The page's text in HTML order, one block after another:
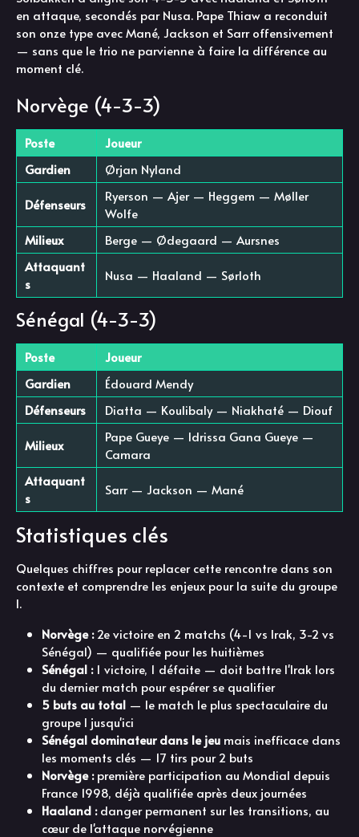
en attaque, secondés par Nusa. Pape Thiaw a reconduit
son onze type avec Mané, Jackson et Sarr offensivement
— sans que le trio ne parvienne à faire la différence au
moment clé.
Norvège (4-3-3)
Poste
Joueur
Gardien
Ørjan Nyland
Défenseurs
Ryerson — Ajer — Heggem — Møller
Wolfe
Milieux
Berge — Ødegaard — Aursnes
Attaquant
s
Nusa — Haaland — Sørloth
Sénégal (4-3-3)
Poste
Joueur
Gardien
Édouard Mendy
Défenseurs
Diatta — Koulibaly — Niakhaté — Diouf
Milieux
Pape Gueye — Idrissa Gana Gueye —
Camara
Attaquant
s
Sarr — Jackson — Mané
Statistiques clés
Quelques chiffres pour replacer cette rencontre dans son
contexte et comprendre les enjeux pour la suite du groupe
I.
Norvège :2e victoire en 2 matchs (4-1 vs Irak, 3-2 vs
Sénégal) — qualifiée pour les huitièmes
Sénégal :1 victoire, 1 défaite — doit battre l'Irak lors
du dernier match pour espérer se qualifier
5 buts au total — le match le plus spectaculaire du
groupe I jusqu'ici
Sénégal dominateur dans le jeu mais inefficace dans
les moments clés — 17 tirs pour 2 buts
Norvège :première participation au Mondial depuis
France 1998, déjà qualifiée après deux journées
Haaland :danger permanent sur les transitions, au
cœur de l'attaque norvégienne